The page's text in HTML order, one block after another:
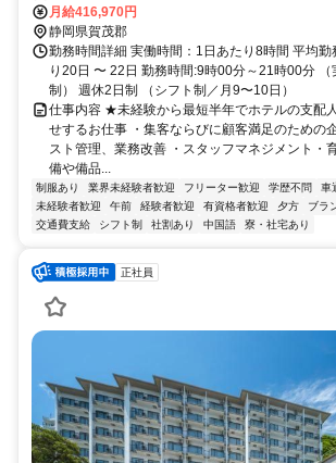
月給416,970円
静岡県賀茂郡
勤務時間詳細 実働時間：1日あたり8時間 平均勤
り20日 〜 22日 勤務時間:9時00分～21時00分 （
制） 週休2日制 （シフト制／月9〜10日）
仕事内容 ★未経験から最短半年でホテルの支配
せするお仕事 ・集客ならびに顧客満足のための
スト管理、業務改善 ・スタッフマネジメント・
備や備品...
制服あり 業界未経験者歓迎 フリーター歓迎 学歴不問 車
未経験者歓迎
午前 経験者歓迎 有資格者歓迎 夕方 ブラ
交通費支給
シフト制 社割あり 中国語 寮・社宅あり
正社員